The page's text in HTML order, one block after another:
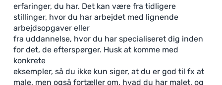
erfaringer, du har. Det kan være fra tidligere
stillinger, hvor du har arbejdet med lignende
arbejdsopgaver eller
fra uddannelse, hvor du har specialiseret dig inden
for det, de efterspørger. Husk at komme med
konkrete
eksempler, så du ikke kun siger, at du er god til fx at
male, men også fortæller om, hvad du har malet, og